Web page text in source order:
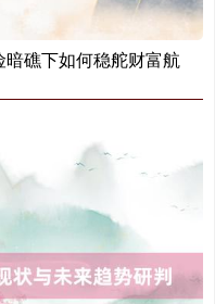
暗礁下如何稳舵财富航